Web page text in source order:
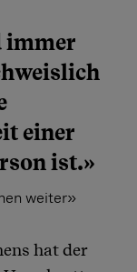
immer
einer
ist.»
weiter»
hat der